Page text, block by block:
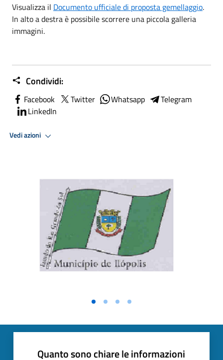
Visualizza il Documento ufficiale di proposta gemellaggio.
In alto a destra è possibile scorrere una piccola galleria
immagini.
Condividi:
Facebook Twitter Whatsapp
Telegram
LinkedIn
Vedi azioni
Vai alla slide 1
Vai alla slide 2
Vai alla slide 3
Vai alla slide 4
Quanto sono chiare le informazioni